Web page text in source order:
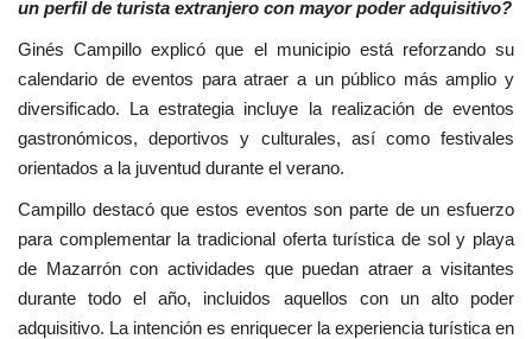
un perfil de turista extranjero con mayor poder adquisitivo?
Ginés Campillo explicó que el municipio está reforzando su
calendario de eventos para atraer a un público más amplio y
diversificado. La estrategia incluye la realización de eventos
gastronómicos, deportivos y culturales, así como festivales
orientados a la juventud durante el verano.
Campillo destacó que estos eventos son parte de un esfuerzo
para complementar la tradicional oferta turística de sol y playa
de Mazarrón con actividades que puedan atraer a visitantes
durante todo el año, incluidos aquellos con un alto poder
adquisitivo. La intención es enriquecer la experiencia turística en